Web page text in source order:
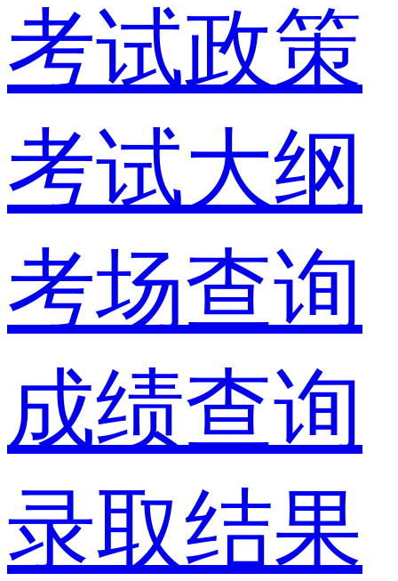
考试政策
考试大纲
考场查询
成绩查询
录取结果